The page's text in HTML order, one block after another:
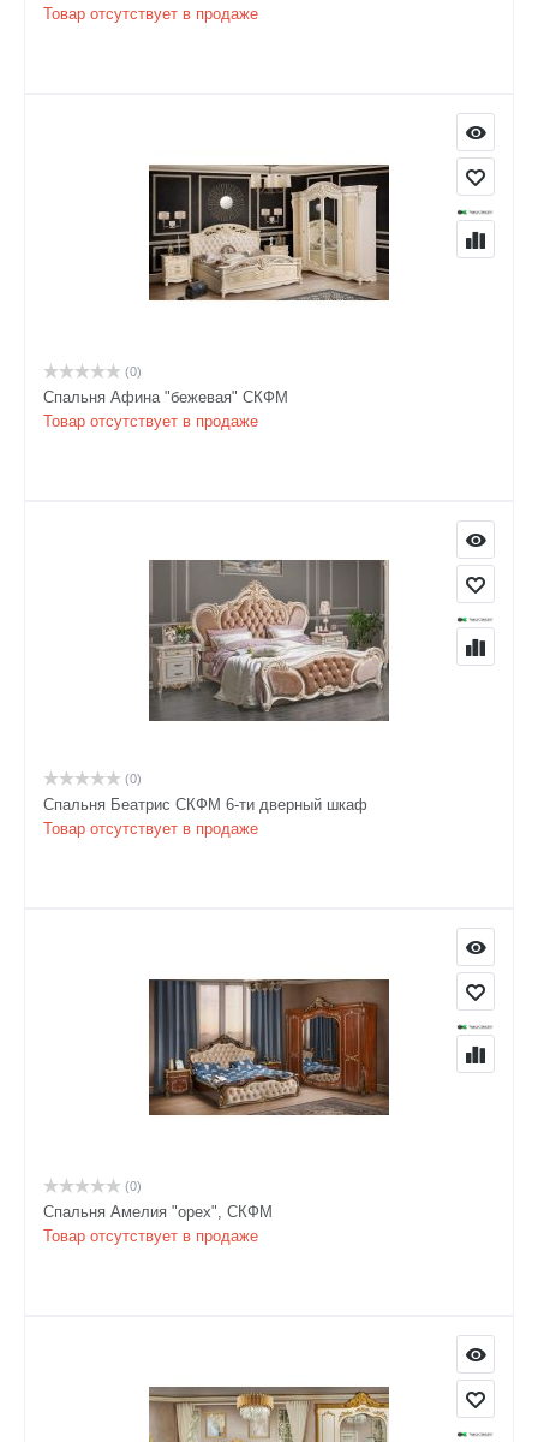
Товар отсутствует в продаже
(0)
Спальня Афина "бежевая" СКФМ
Товар отсутствует в продаже
(0)
Спальня Беатрис СКФМ 6-ти дверный шкаф
Товар отсутствует в продаже
(0)
Спальня Амелия "орех", СКФМ
Товар отсутствует в продаже